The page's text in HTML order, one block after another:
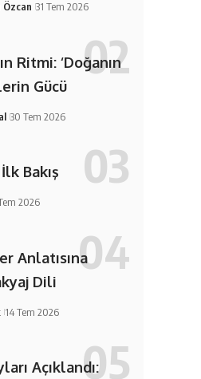
Özcan 31 Tem 2026
Ritmi: ‘Doğanın
Gücü
30 Tem 2026
Bakış
2026
Anlatısına
Dili
14 Tem 2026
Açıklandı: